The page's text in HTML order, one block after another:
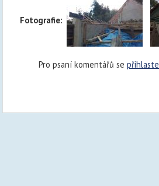
Fotografie:
Pro psaní komentářů sepřihlaste